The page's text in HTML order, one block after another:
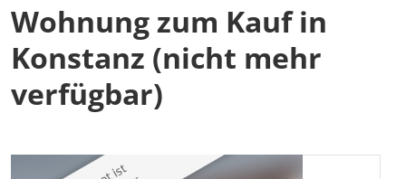
Wohnung zum Kauf in
Konstanz (nicht mehr
verfügbar)